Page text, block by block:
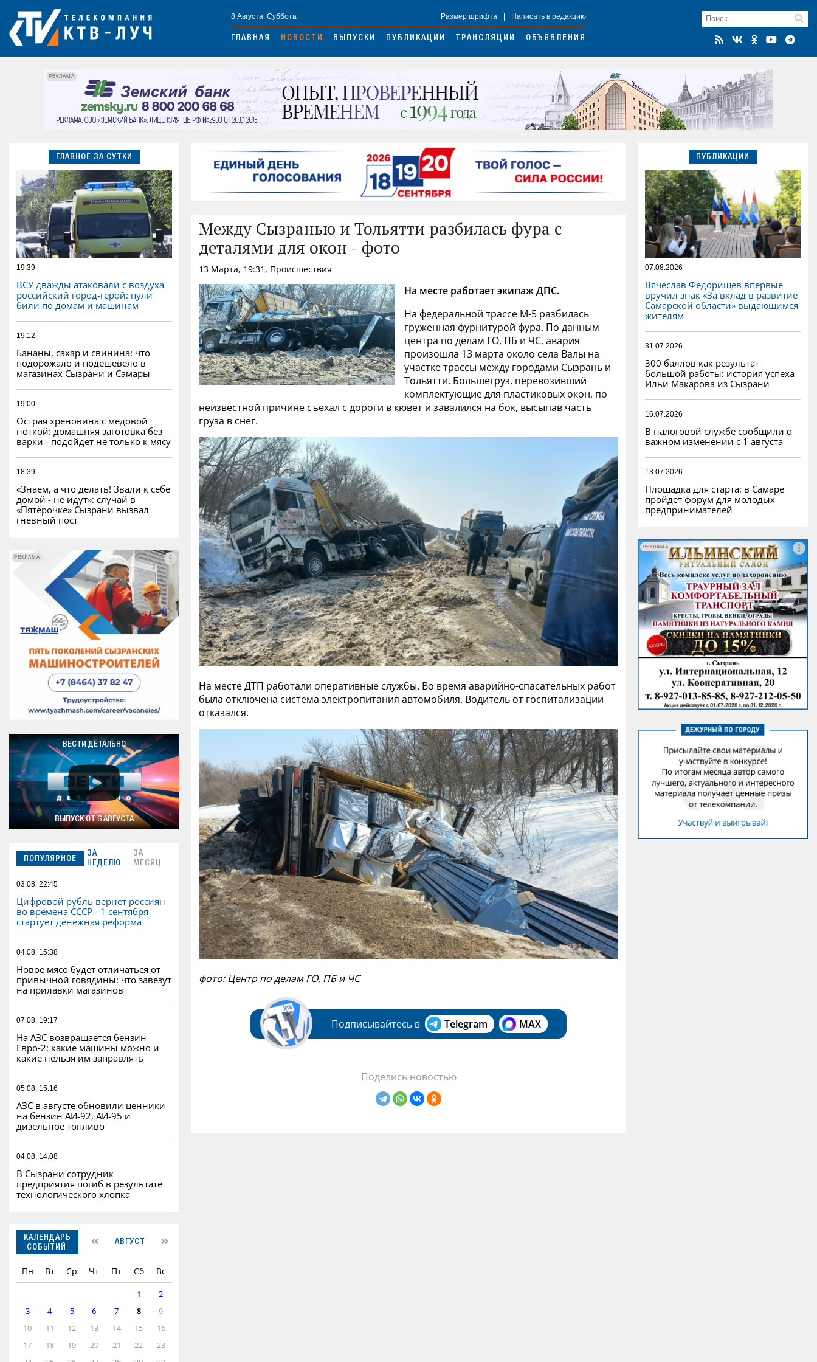
8 Августа, Суббота Размер шрифта Написать в редакцию
ГЛАВНАЯ НОВОСТИ ВЫПУСКИ ПУБЛИКАЦИИ ТРАНСЛЯЦИИ ОБЪЯВЛЕНИЯ
РЕКЛАМА
ГЛАВНОЕ ЗА СУТКИ
19:39
ВСУ дважды атаковали с воздуха
российский город-герой: пули
били по домам и машинам
19:12
Бананы, сахар и свинина: что
подорожало и подешевело в
магазинах Сызрани и Самары
19:00
Острая хреновина с медовой
ноткой: домашняя заготовка без
варки - подойдет не только к мясу
18:39
«Знаем, а что делать! Звали к себе
домой - не идут»: случай в
«Пятёрочке» Сызрани вызвал
гневный пост
РЕКЛАМА РЕКЛАМА
ВЕСТИ ДЕТАЛЬНО
ВЫПУСК ОТ 6 АВГУСТА
ПОПУЛЯРНОЕ
ЗА
НЕДЕЛЮ
ЗА
МЕСЯЦ
03.08, 22:45
Цифровой рубль вернет россиян
во времена СССР - 1 сентября
стартует денежная реформа
04.08, 15:38
Новое мясо будет отличаться от
привычной говядины: что завезут
на прилавки магазинов
07.08, 19:17
На АЗС возвращается бензин
Евро‑2: какие машины можно и
какие нельзя им заправлять
05.08, 15:16
АЗС в августе обновили ценники
на бензин АИ-92, АИ-95 и
дизельное топливо
04.08, 14:08
В Сызрани сотрудник
предприятия погиб в результате
технологического хлопка
КАЛЕНДАРЬ
СОБЫТИЙ
АВГУСТ
Пн Вт Ср Чт Пт Сб Вс
1
2
3
4 5 6 7 8
9
10
11 12 13 14 15
16
17
18 19 20 21 22
23
Между Сызранью и Тольятти разбилась фура c
деталями для окон - фото
13 Марта, 19:31, Происшествия
На месте работает экипаж ДПС.
На федеральной трассе М-5 разбилась
груженная фурнитурой фура. По данным
центра по делам ГО, ПБ и ЧС, авария
произошла 13 марта около села Валы на
участке трассы между городами Сызрань и
Тольятти. Большегруз, перевозивший
комплектующие для пластиковых окон, по
неизвестной причине съехал с дороги в кювет и завалился на бок, высыпав часть
груза в снег.
На месте ДТП работали оперативные службы. Во время аварийно-спасательных работ
была отключена система электропитания автомобиля. Водитель от госпитализации
отказался.
фото: Центр по делам ГО, ПБ и ЧС
Подписывайтесь в Telegram MAX
Поделись новостью
ПУБЛИКАЦИИ
07.08.2026
Вячеслав Федорищев впервые
вручил знак «За вклад в развитие
Самарской области» выдающимся
жителям
31.07.2026
300 баллов как результат
большой работы: история успеха
Ильи Макарова из Сызрани
16.07.2026
В налоговой службе сообщили о
важном изменении с 1 августа
13.07.2026
Площадка для старта: в Самаре
пройдет форум для молодых
предпринимателей
РЕКЛАМА